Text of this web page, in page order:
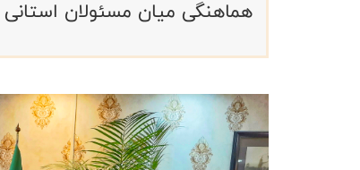
هماهنگی میان مسئولان